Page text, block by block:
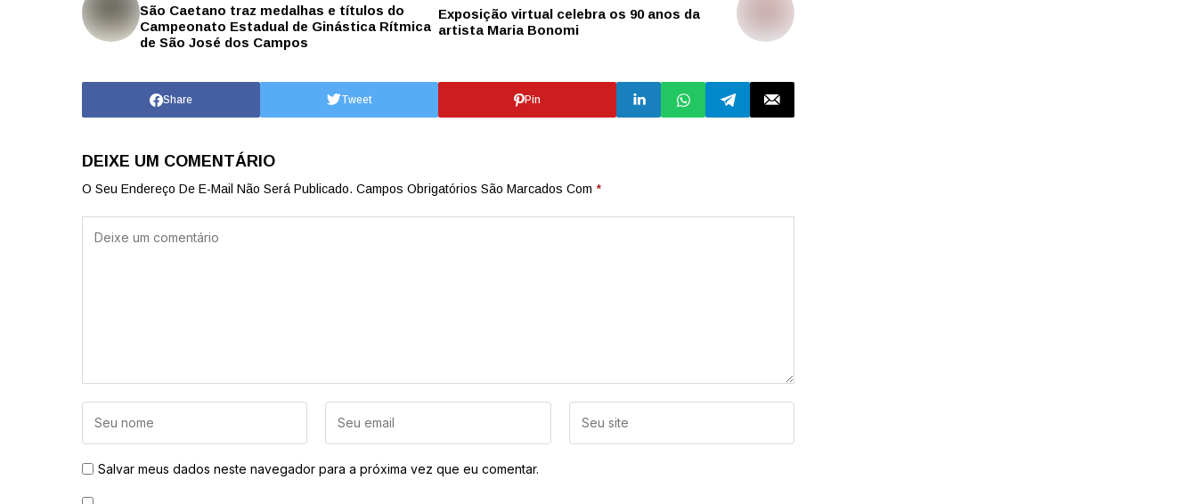
São Caetano traz medalhas e títulos do
Campeonato Estadual de Ginástica Rítmica
de São José dos Campos
Exposição virtual celebra os 90 anos da
artista Maria Bonomi
Share Tweet Pin
DEIXE UM COMENTÁRIO
O Seu Endereço De E-Mail Não Será Publicado. Campos Obrigatórios São Marcados Com *
Salvar meus dados neste navegador para a próxima vez que eu comentar.